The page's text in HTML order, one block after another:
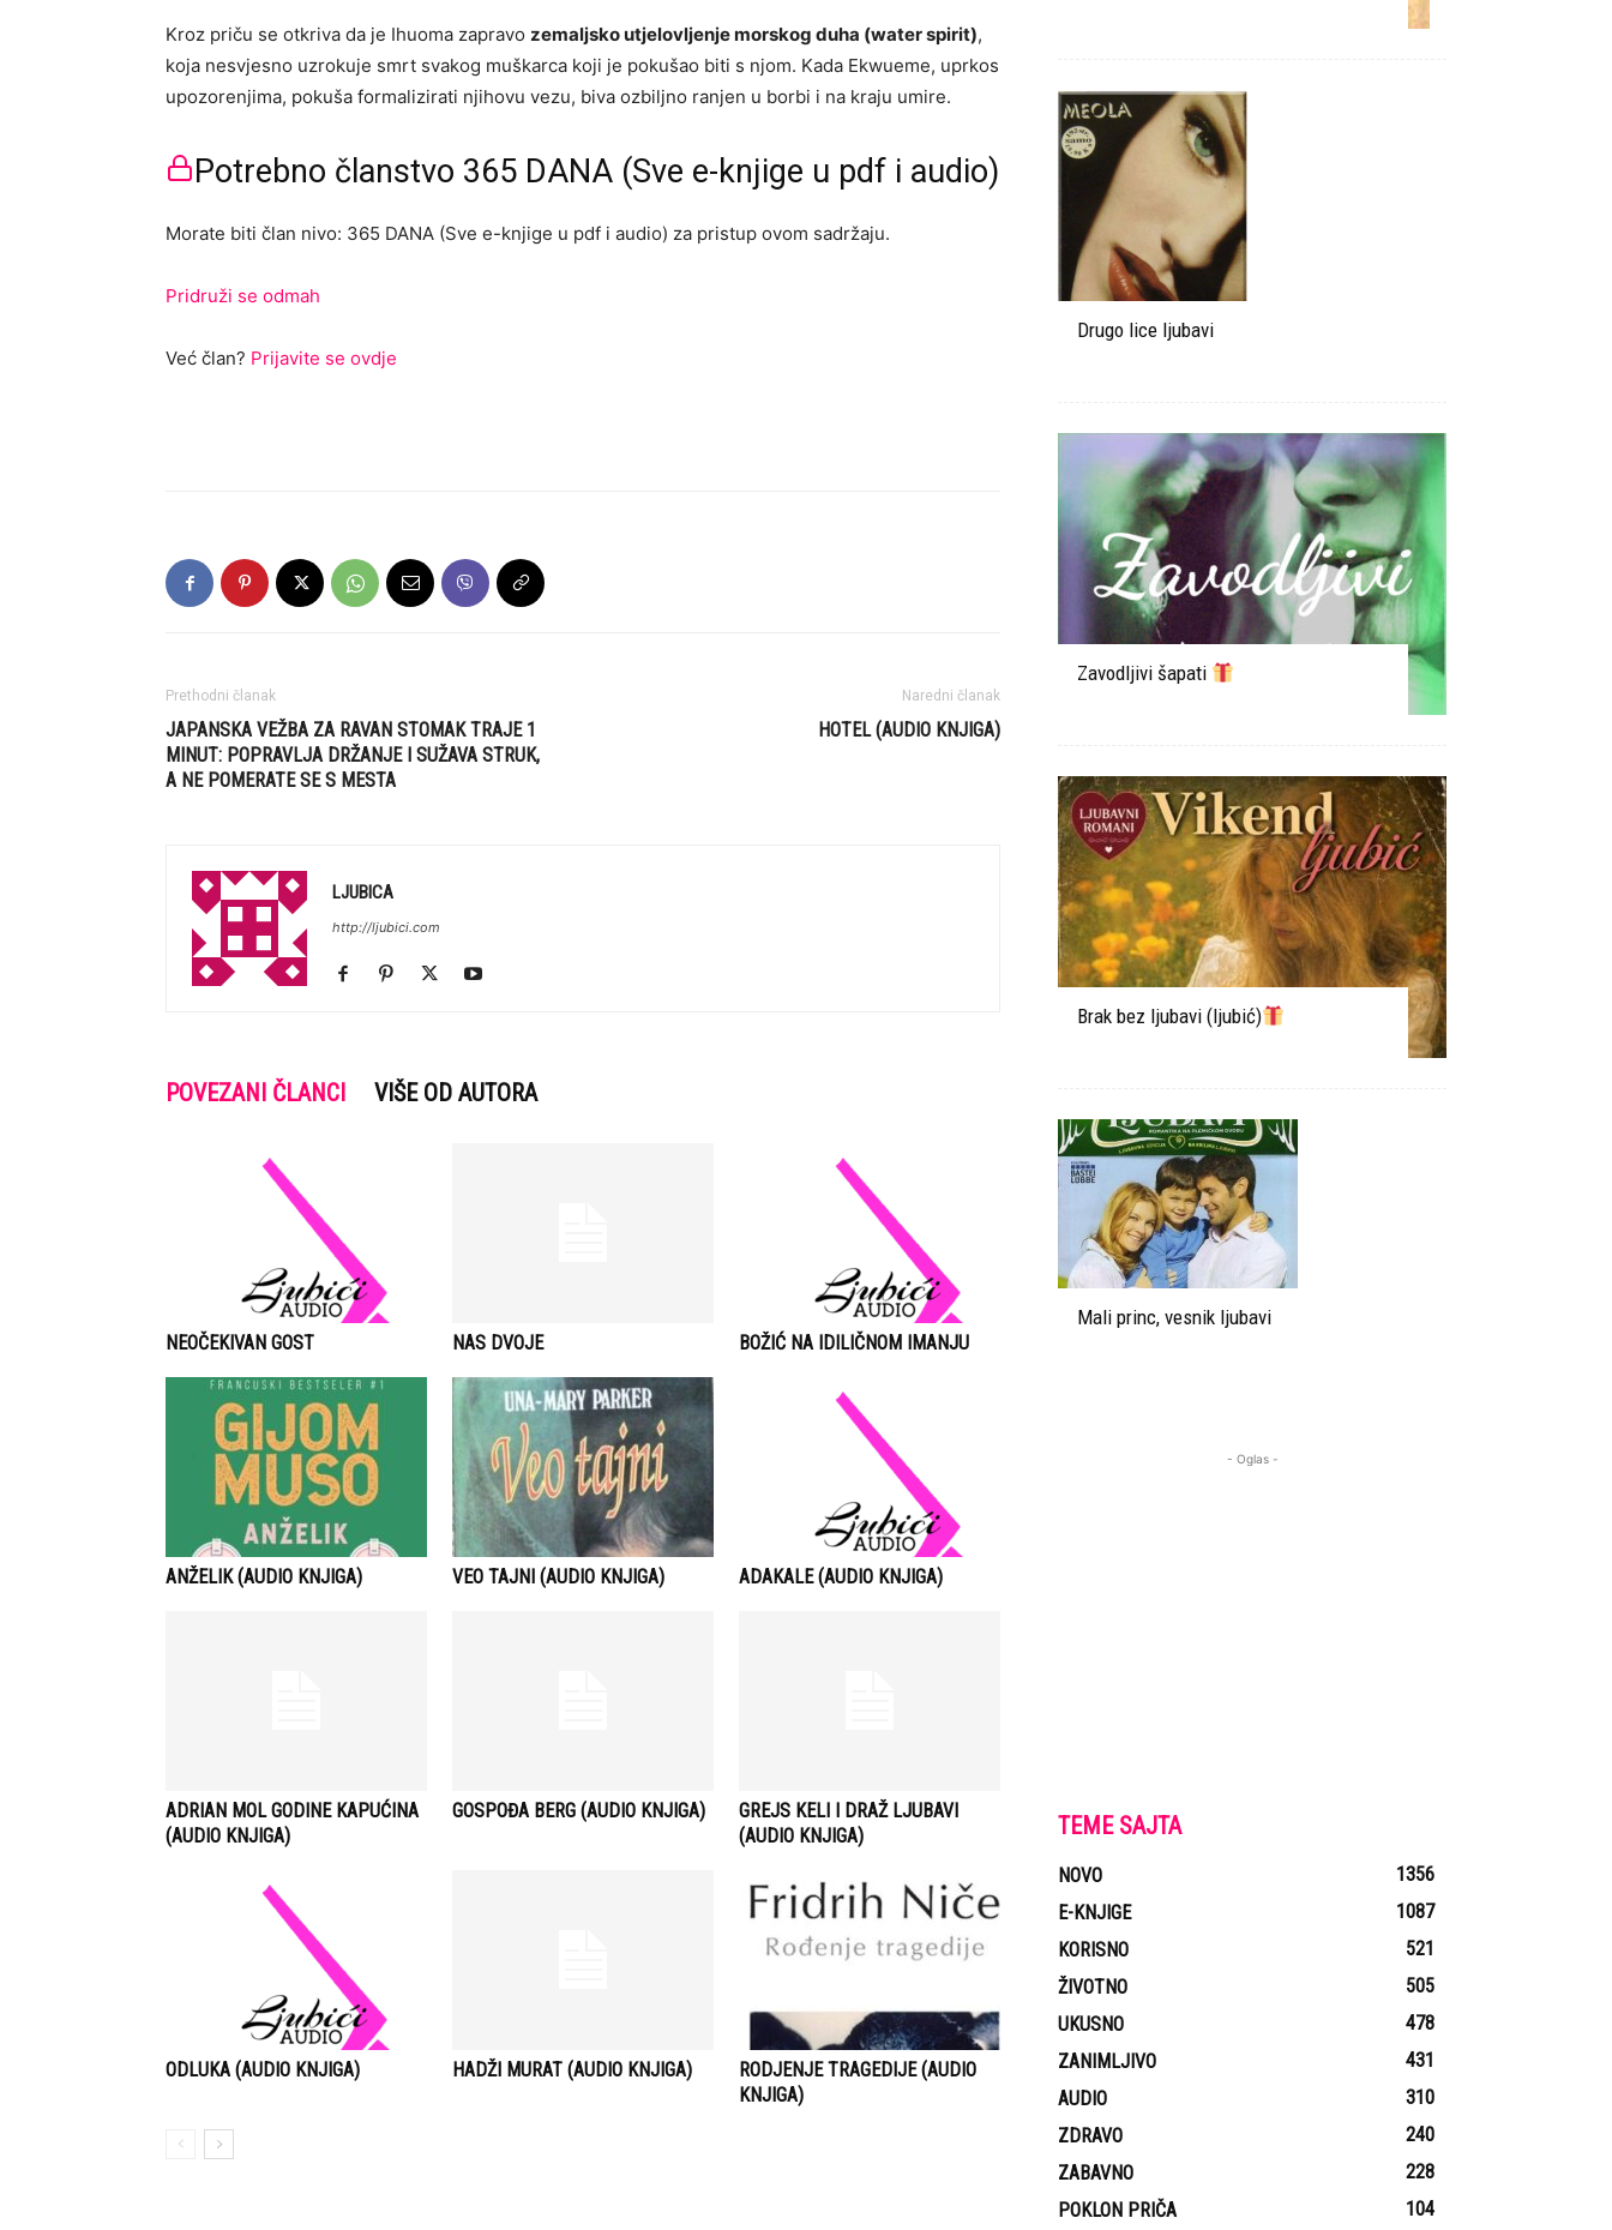
Kroz priču se otkriva da je Ihuoma zapravo zemaljsko utjelovljenje morskog duha (water spirit),
koja nesvjesno uzrokuje smrt svakog muškarca koji je pokušao biti s njom. Kada Ekwueme, uprkos
upozorenjima, pokuša formalizirati njihovu vezu, biva ozbiljno ranjen u borbi i na kraju umire.
Potrebno članstvo 365 DANA (Sve e-knjige u pdf i audio)
Morate biti član nivo: 365 DANA (Sve e-knjige u pdf i audio) za pristup ovom sadržaju.
Pridruži se odmah
Već član? Prijavite se ovdje
Prethodni članak
JAPANSKA VEŽBA ZA RAVAN STOMAK TRAJE 1
MINUT: POPRAVLJA DRŽANJE I SUŽAVA STRUK,
A NE POMERATE SE S MESTA
Naredni članak
HOTEL (AUDIO KNJIGA)
LJUBICA
http://ljubici.com
POVEZANI ČLANCI VIŠE OD AUTORA
NEOČEKIVAN GOST NAS DVOJE BOŽIĆ NA IDILIČNOM IMANJU
ANŽELIK (AUDIO KNJIGA) VEO TAJNI (AUDIO KNJIGA) ADAKALE (AUDIO KNJIGA)
ADRIAN MOL GODINE KAPUĆINA
(AUDIO KNJIGA)
GOSPOĐA BERG (AUDIO KNJIGA)
GREJS KELI I DRAŽ LJUBAVI
(AUDIO KNJIGA)
ODLUKA (AUDIO KNJIGA) HADŽI MURAT (AUDIO KNJIGA)
RODJENJE TRAGEDIJE (AUDIO
KNJIGA)
Drugo lice ljubavi
Zavodljivi šapati
Brak bez ljubavi (ljubić)
Mali princ, vesnik ljubavi
- Oglas -
TEME SAJTA
NOVO
1356
E-KNJIGE
1087
KORISNO
521
ŽIVOTNO
505
UKUSNO
478
ZANIMLJIVO
431
AUDIO
310
ZDRAVO
240
ZABAVNO
228
POKLON PRIČA
104